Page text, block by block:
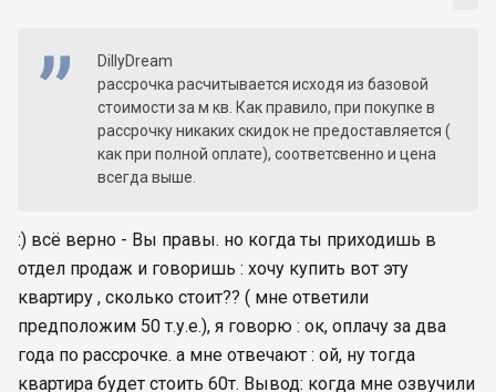
DillyDream
рассрочка расчитывается исходя из базовой
стоимости за м кв. Как правило, при покупке в
рассрочку никаких скидок не предоставляется (
как при полной оплате), соответсвенно и цена
всегда выше.
:) всё верно - Вы правы. но когда ты приходишь в
отдел продаж и говоришь : хочу купить вот эту
квартиру , сколько стоит?? ( мне ответили
предположим 50 т.у.е.), я говорю : ок, оплачу за два
года по рассрочке. а мне отвечают : ой, ну тогда
квартира будет стоить 60т. Вывод: когда мне озвучили